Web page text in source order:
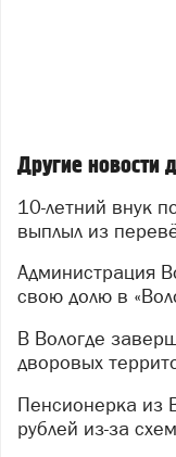
Другие новости
10-летний внук погибшего на реке Шексне
выплыл из
Администрация Вологды выставила на продажу
свою долю в
В Вологде завершено благоустройство 18
дворовых
Пенсионерка из Вологды лишилась 650 тысяч
рублей из-за